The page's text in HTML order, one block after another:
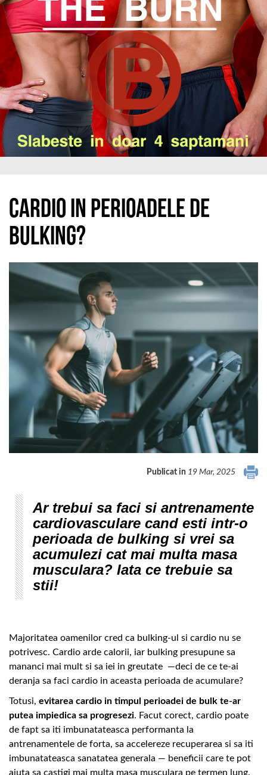
Cardio in perioadele de
bulking?
Publicat in 19 Mar, 2025
Ar trebui sa faci si antrenamente
cardiovasculare cand esti intr-o
perioada de bulking si vrei sa
acumulezi cat mai multa masa
musculara? Iata ce trebuie sa
stii!
Majoritatea oamenilor cred ca bulking-ul si cardio nu se
potrivesc. Cardio arde calorii, iar bulking presupune sa
mananci mai mult si sa iei in greutate —deci de ce te-ai
deranja sa faci cardio in aceasta perioada de acumulare?
Totusi, evitarea cardio in timpul perioadei de bulk te-ar
putea impiedica sa progresezi. Facut corect, cardio poate
de fapt sa iti imbunatateasca performanta la
antrenamentele de forta, sa accelereze recuperarea si sa iti
imbunatateasca sanatatea generala — beneficii care te pot
ajuta sa castigi mai multa masa musculara pe termen lung.